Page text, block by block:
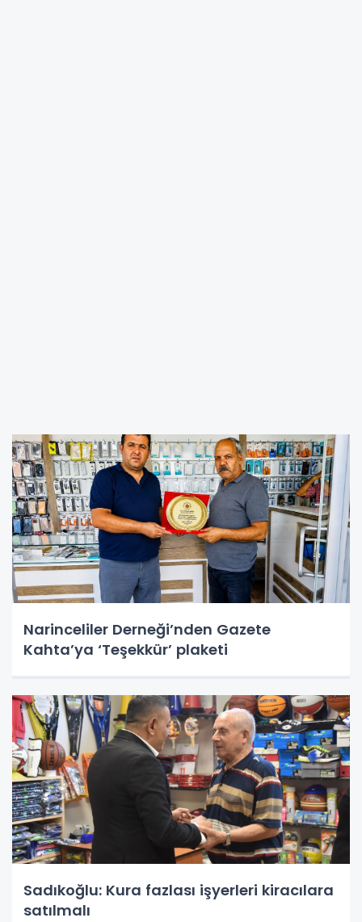
Narinceliler Derneği’nden Gazete
Kahta’ya ‘Teşekkür’ plaketi
Sadıkoğlu: Kura fazlası işyerleri kiracılara
satılmalı